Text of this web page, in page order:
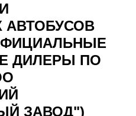
АВТОБУСОВ
ДИЛЕРЫ ПО
ЗАВОД")